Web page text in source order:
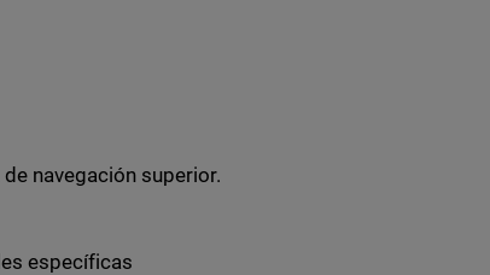
navegación superior.
específicas